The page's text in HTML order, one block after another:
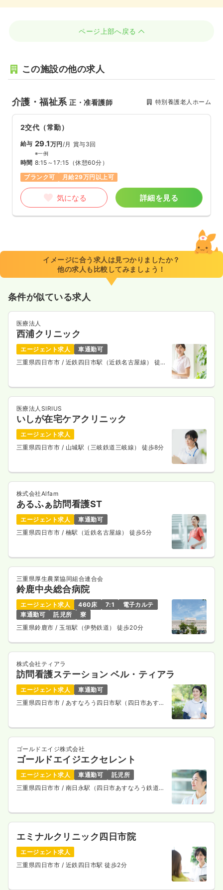
ページ上部へ戻る
この施設の他の求人
介護・福祉系正・准看護師 特別養護老人ホーム
2交代（常勤）
給与 29.1万円/月 賞与3回
※一例
時間 8:15～17:15 （休憩60分）
ブランク可
月給29万円以上可
気になる 詳細を見る
イメージに合う求人は見つかりましたか？
他の求人も比較してみましょう！
条件が似ている求人
医療法人
西浦クリニック
エージェント求人
車通勤可
三重県四日市市 / 近鉄四日市駅（近鉄名古屋線） 徒歩
医療法人SIRIUS
いしが在宅ケアクリニック
エージェント求人
三重県四日市市 / 山城駅（三岐鉄道三岐線） 徒歩8分
株式会社Alfam
あるふぁ訪問看護ST
エージェント求人
車通勤可
三重県四日市市 / 楠駅（近鉄名古屋線） 徒歩5分
三重県厚生農業協同組合連合会
鈴鹿中央総合病院
エージェント求人 460床 7:1
電子カルテ
車通勤可
託児所
寮
三重県鈴鹿市/ 玉垣駅（伊勢鉄道） 徒歩20分
株式会社ティアラ
訪問看護ステーション ベル・ティアラ
エージェント求人
車通勤可
三重県四日市市 / あすなろう四日市駅（四日市あすな
ゴールドエイジ株式会社
ゴールドエイジエクセレント
エージェント求人 車通勤可
託児所
三重県四日市市 / 南日永駅（四日市あすなろう鉄道内
エミナルクリニック四日市院
エージェント求人
三重県四日市市 / 近鉄四日市駅 徒歩2分